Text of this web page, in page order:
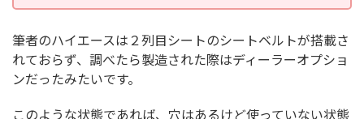
筆者のハイエースは２列目シートのシートベルトが搭載さ
れておらず、調べたら製造された際はディーラーオプショ
ンだったみたいです。
このような状態であれば、穴はあるけど使っていない状態